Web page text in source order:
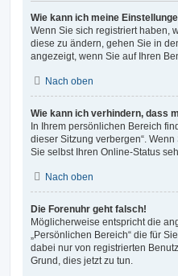
Wie kann ich meine
Wenn Sie sich registriert haben,
diese zu ändern, gehen Sie in
angezeigt, wenn Sie auf Ihren
Nach oben
Wie kann ich verhindern, dass
In Ihrem persönlichen Bereich
dieser Sitzung verbergen“.
Sie selbst Ihren Online-Status
Nach oben
Die Forenuhr geht falsch!
Möglicherweise entspricht die
„Persönlichen Bereich“ die für
dabei nur von registrierten
Grund, dies jetzt zu tun.